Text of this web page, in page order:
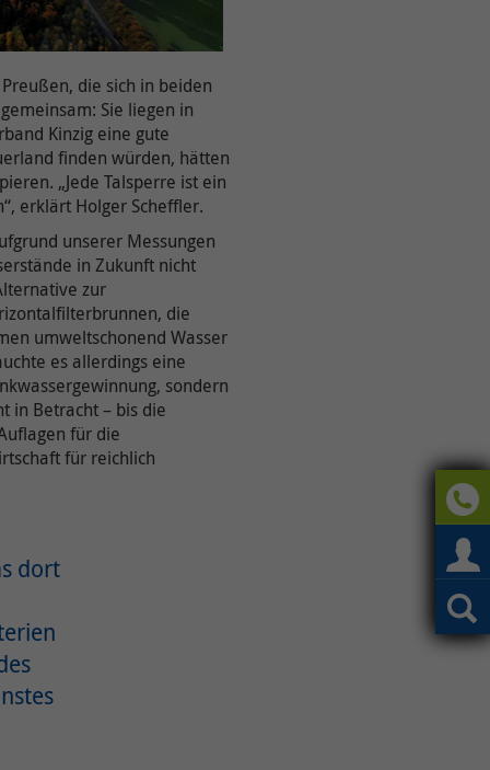
die sich in beiden
Sie liegen in
Kinzig eine gute
finden würden, hätten
„Jede Talsperre ist ein
erklärt Holger Scheffler.
unserer Messungen
in Zukunft nicht
zur
die
umweltschonend Wasser
es allerdings eine
sondern
in Betracht – bis die
für die
für reichlich
dort